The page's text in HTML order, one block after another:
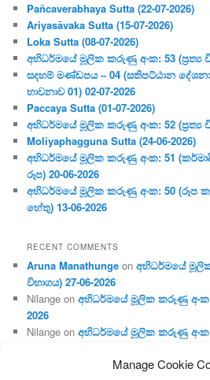
Manage Cookie
Pañcaverabhaya Sutta (22-07-2026)
Ariyasāvaka Sutta (15-07-2026)
Loka Sutta (08-07-2026)
අභිධර්මයේ මූලික කරුණු අංක: 53 (ප්‍ර‍ත්‍ය
සදහම් මණ්ඩපය – 04 (සතිපට්ඨාන
භාවනාව 01) 02-07-2026
Paccaya Sutta (01-07-2026)
අභිධර්මයේ මූලික කරුණු අංක: 52 (ප්‍ර‍ත්‍ය
Moliyaphagguna Sutta (24-06-2026)
අභිධර්මයේ මූලික කරුණු අංක: 51
රූප) 20-06-2026
අභිධර්මයේ මූලික කරුණු අංක: 50 (රූප
හේතු) 13-06-2026
RECENT COMMENTS
Aruna Manathunge onඅභිධර්මයේ
විභාගය) 27-06-2026
Nilange onඅභිධර්මයේ මූලික කරුණු අංක:
2026
Nilange onඅභිධර්මයේ මූලික කරුණු අංක:
Aruna Manathungeonඅභිධර්මයේ මූලික